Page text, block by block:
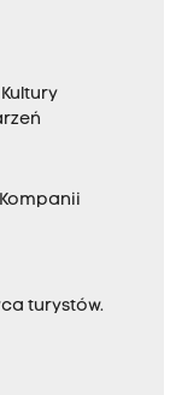
Kompanii
turystów.